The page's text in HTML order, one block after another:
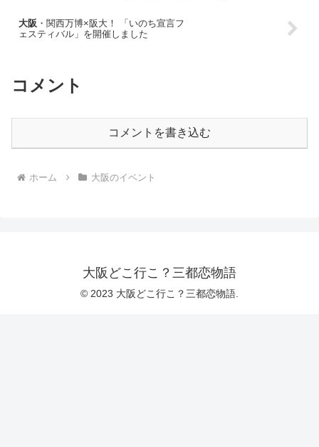
大阪 ・関西万博×阪大！ 「いのち宣言フ
ェスティバル」を開催しました
コメント
コメントを書き込む
ホーム 大阪のイベント
大阪どこ行こ？三都恋物語
© 2023 大阪どこ行こ？三都恋物語.